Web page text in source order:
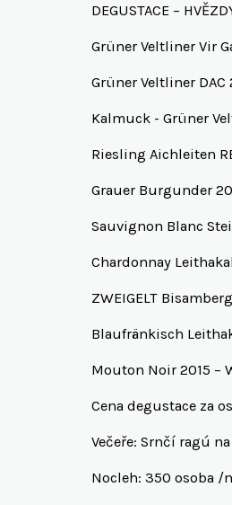
DEGUSTACE –
Grüner Veltliner Vir
Grüner Veltliner
Kalmuck - Grüner
Riesling Aichleiten
Grauer Burgunder
Sauvignon Blanc
Chardonnay
ZWEIGELT
Blaufränkisch
Mouton Noir 2015 –
Cena degustace za
Večeře: Srnčí ragú
Nocleh: 350 osoba /